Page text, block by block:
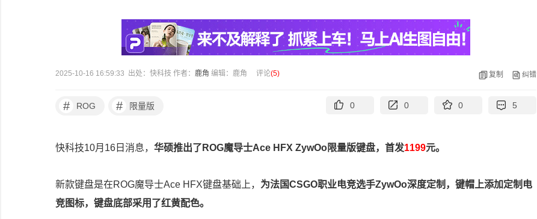
2025-10-16 16:59:33 出处：快科技 作者： 鹿角 编辑：鹿角 评论(5) 复制 纠错
# ROG # 限量版 0 0 0 5
快科技10月16日消息， 华硕推出了ROG魔导士Ace HFX ZywOo限量版键盘，首发1199元。
新款键盘是在ROG魔导士Ace HFX键盘基础上， 为法国CSGO职业电竞选手ZywOo深度定制，键帽上添加定制电
竞图标，键盘底部采用了红黄配色。